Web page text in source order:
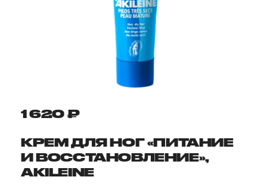
1 620 ₽
КРЕМ ДЛЯ НОГ «ПИТАНИЕ
И ВОССТАНОВЛЕНИЕ»,
AKILEINE